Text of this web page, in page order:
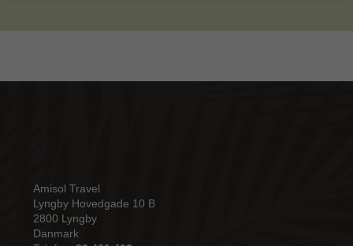
Amisol Travel
Lyngby Hovedgade 10 B
2800 Lyngby
Danmark